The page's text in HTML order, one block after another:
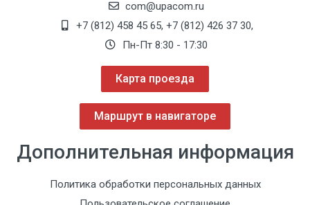
com@upacom.ru
+7 (812) 458 45 65, +7 (812) 426 37 30,
Пн-Пт 8:30 - 17:30
Карта проезда
Маршрут в навигаторе
Дополнительная информация
Политика обработки персональных данных